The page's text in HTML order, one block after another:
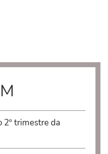
2º trimestre da